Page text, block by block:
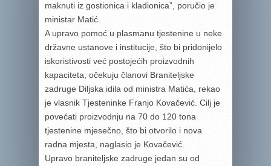
maknuti iz gostionica i kladionica”, poručio je
ministar Matić.
A upravo pomoć u plasmanu tjestenine u neke
državne ustanove i institucije, što bi pridonijelo
iskoristivosti već postojećih proizvodnih
kapaciteta, očekuju članovi Braniteljske
zadruge Diljska idila od ministra Matića, rekao
je vlasnik Tjesteninke Franjo Kovačević. Cilj je
povećati proizvodnju na 70 do 120 tona
tjestenine mjesečno, što bi otvorilo i nova
radna mjesta, naglasio je Kovačević.
Upravo braniteljske zadruge jedan su od